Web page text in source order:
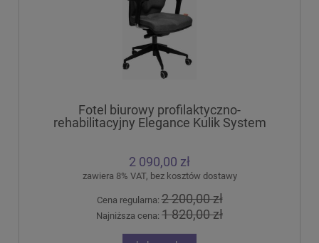
Fotel biurowy profilaktyczno-
rehabilitacyjny Elegance Kulik System
2 090,00 zł
zawiera 8% VAT, bez kosztów dostawy
Cena regularna:2 200,00 zł
Najniższa cena: 1 820,00 zł